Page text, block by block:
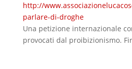
http://
parlare-di-droghe
Una petizione internazionale
provocati dal proibizionismo.